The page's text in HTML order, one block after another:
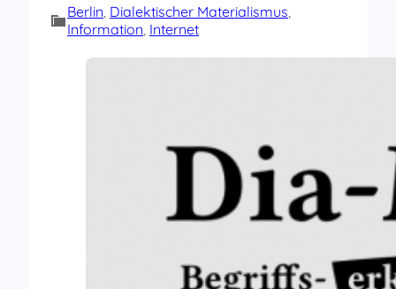
Berlin Dialektischer Materialismus
Information Internet